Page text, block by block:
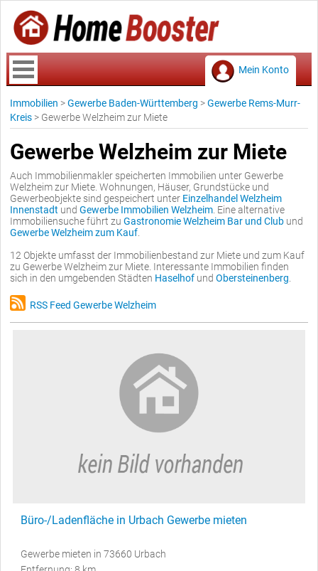
Mein Konto
Immobilien >Gewerbe Baden-Württemberg >Gewerbe Rems-Murr-
Kreis > Gewerbe Welzheim zur Miete
Gewerbe Welzheim zur Miete
Auch Immobilienmakler speicherten Immobilien unter Gewerbe
Welzheim zur Miete. Wohnungen, Häuser, Grundstücke und
Gewerbeobjekte sind gespeichert unter Einzelhandel Welzheim
Innenstadt und Gewerbe Immobilien Welzheim . Eine alternative
Immobiliensuche führt zu Gastronomie Welzheim Bar und Club und
Gewerbe Welzheim zum Kauf
12 Objekte umfasst der Immobilienbestand zur Miete und zum Kauf
zu Gewerbe Welzheim zur Miete. Interessante Immobilien finden
sich in den umgebenden Städten Haselhof und Obersteinenberg
RSS Feed Gewerbe Welzheim
Büro-/Ladenfläche in Urbach Gewerbe mieten
Gewerbe mieten in 73660 Urbach